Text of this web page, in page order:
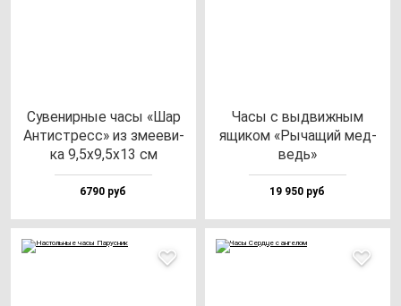
Суве­нир­ные ча­сы «Шар
Антис­тресс» из зме­еви­
ка 9,5х9,5х13 см
6790 руб
Часы с выд­виж­ным
ящи­ком «Рыча­щий мед­
ведь»
19 950 руб